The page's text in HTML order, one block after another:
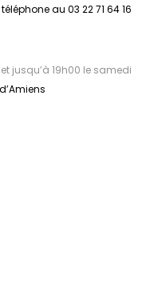
au 03 22 71 64 16
jusqu’à 19h00 le samedi